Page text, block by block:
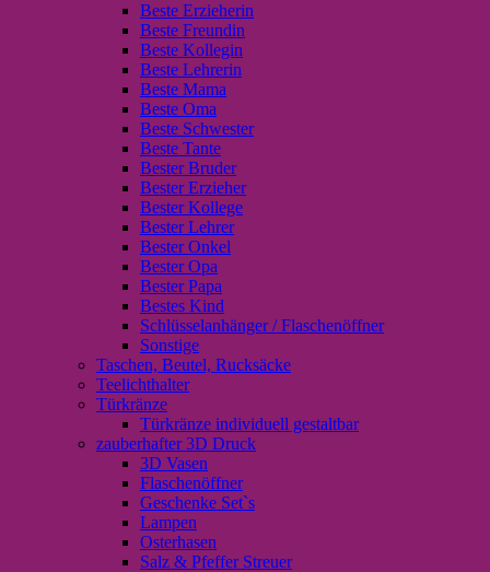
Beste Erzieherin
Beste Freundin
Beste Kollegin
Beste Lehrerin
Beste Mama
Beste Oma
Beste Schwester
Beste Tante
Bester Bruder
Bester Erzieher
Bester Kollege
Bester Lehrer
Bester Onkel
Bester Opa
Bester Papa
Bestes Kind
Schlüsselanhänger / Flaschenöffner
Sonstige
Taschen, Beutel, Rucksäcke
Teelichthalter
Türkränze
Türkränze individuell gestaltbar
zauberhafter 3D Druck
3D Vasen
Flaschenöffner
Geschenke Set`s
Lampen
Osterhasen
Salz & Pfeffer Streuer